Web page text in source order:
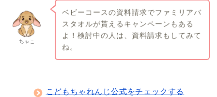
ちゃこ
ベビーコースの資料請求でファミリアバ
スタオルが貰えるキャンペーンもある
よ！検討中の人は、資料請求もしてみて
ね。
こどもちゃれんじ公式をチェックする